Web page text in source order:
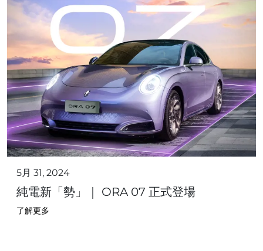
5月 31, 2024
純電新「勢」｜ ORA 07 正式登場
了解更多